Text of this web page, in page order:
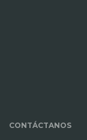
CONTÁCTANOS